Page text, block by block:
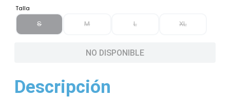
Talla
S M L XL
NO DISPONIBLE
Descripción
6.
zapatillas nike hombre
7. zapatillas nike mujer